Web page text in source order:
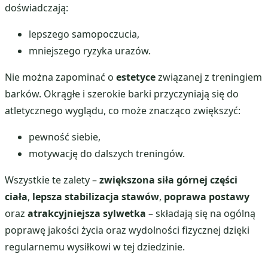
doświadczają:
lepszego samopoczucia,
mniejszego ryzyka urazów.
Nie można zapominać o estetycezwiązanej z treningiem
barków. Okrągłe i szerokie barki przyczyniają się do
atletycznego wyglądu, co może znacząco zwiększyć:
pewność siebie,
motywację do dalszych treningów.
Wszystkie te zalety –zwiększona siła górnej części
ciała, lepsza stabilizacja stawów, poprawa postawy
oraz atrakcyjniejsza sylwetka – składają się na ogólną
poprawę jakości życia oraz wydolności fizycznej dzięki
regularnemu wysiłkowi w tej dziedzinie.